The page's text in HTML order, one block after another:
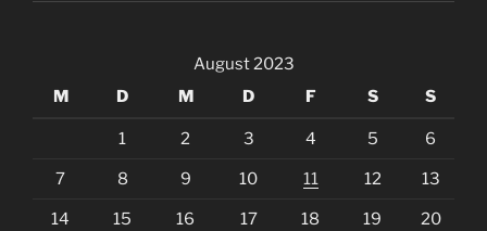
August 2023
M
D M D F S S
1 2 3 4 5 6
7 8 9 10 11 12 13
14 15 16 17 18 19 20